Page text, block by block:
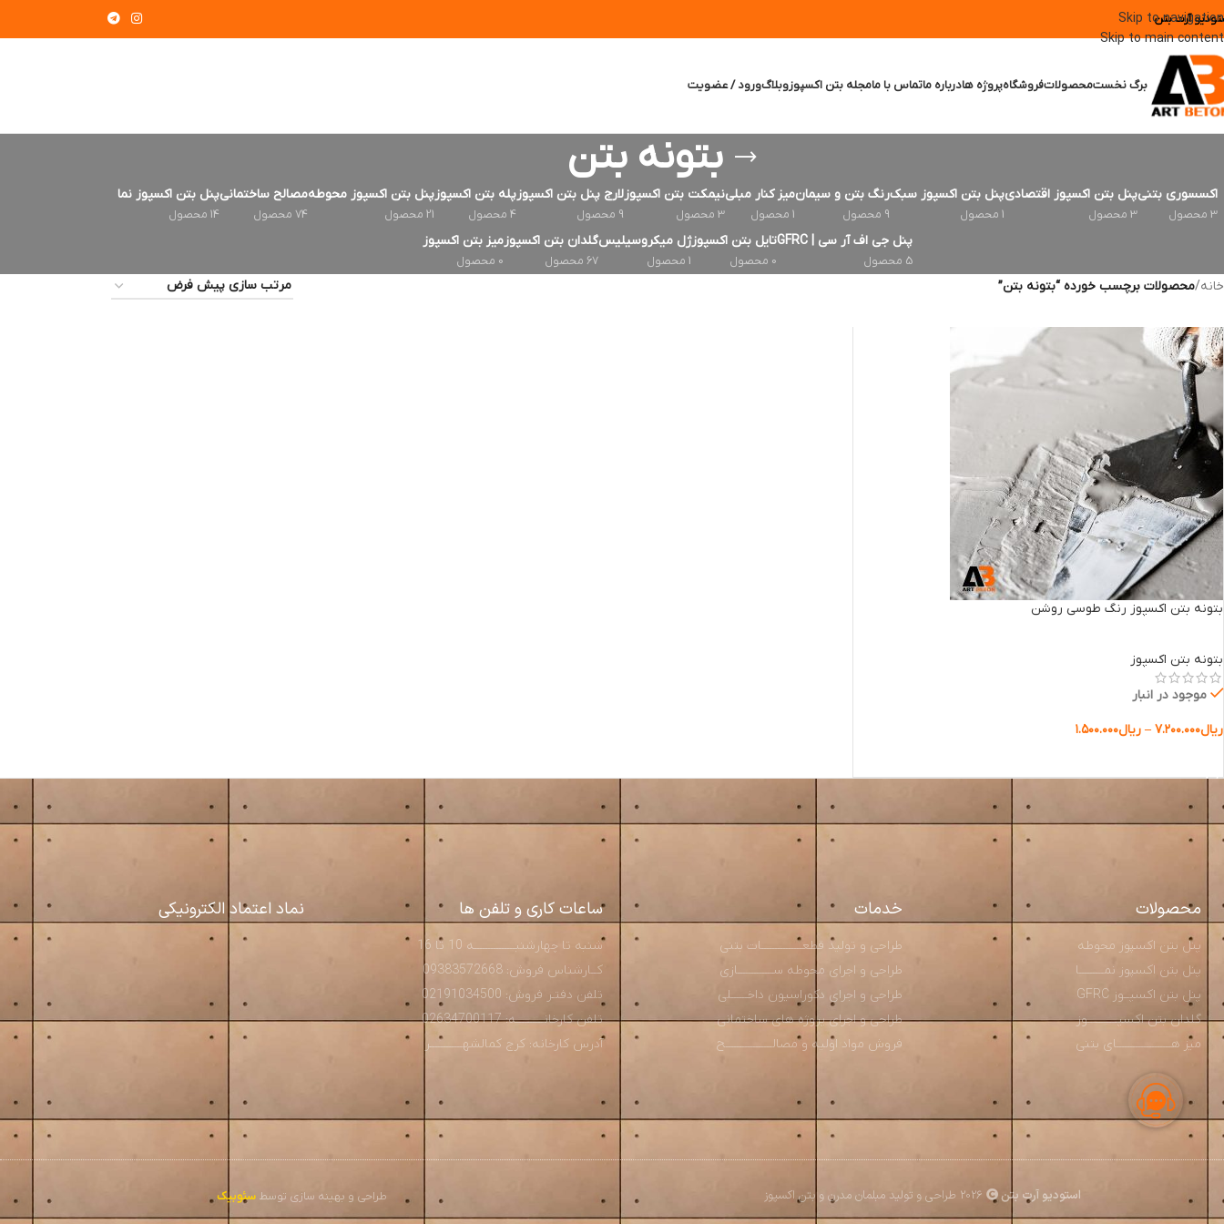
Skip to navigation
Skip to main content
آرت بتن
برگ نخستمحصولاتفروشگاهپروژه هادرباره ماتماس با مامجله بتن اکسپوزوبلاگورود / عضویت
بتونه بتن
اکسسوری بتنی
3 محصول
پنل بتن اکسپوز اقتصادی
3 محصول
پنل بتن اکسپوز سبک
1 محصول
رنگ بتن و سیمان
9 محصول
میز کنار مبلی
1 محصول
نیمکت بتن اکسپوز
3 محصول
لارج پنل بتن اکسپوز
9 محصول
پله بتن اکسپوز
4 محصول
پنل بتن اکسپوز محوطه
21 محصول
مصالح ساختمانی
74 محصول
پنل بتن اکسپوز نما
14 محصول
پنل جی اف آر سی | GFRC
5 محصول
تایل بتن اکسپوز
0 محصول
ژل میکروسیلیس
1 محصول
گلدان بتن اکسپوز
67 محصول
میز بتن اکسپوز
0 محصول
خانه/محصولات برچسب خورده “بتونه بتن”
بتونه بتن اکسپوز رنگ طوسی روشن
بتونه بتن اکسپوز
موجود در انبار
ریال۷.۲۰۰.۰۰۰ – ریال۱.۵۰۰.۰۰۰
محصولات
پنل بتن اکسپوز محوطه
پنل بتن اکسپوز نمـــــــــا
پنل بتن اکسپــوز GFRC
گلدان بتن اکسپـــــــــــوز
میز هــــــــــــــــــــای بتنی
خدمات
طراحی و تولید قطعـــــــــــــــات بتنی
طراحی و اجرای محوطه ســـــــــــــازی
طراحی و اجرای دکوراسیون داخــــــلی
طراحی و اجرای پروژه های ساختمانی
فروش مواد اولیه و مصالـــــــــــــــــح
ساعات کاری و تلفن ها
شنبه تا چهارشنبـــــــــــــــه 10 تا 16
کــارشناس فروش: 09383572668
تلفن دفتـر فروش: 02191034500
تلفن کارخانــــــــــه: 02634700117
آدرس کارخانه: کرج کمالشهــــــــــــر
نماد اعتماد الکترونیکی
استودیو آرت بتن طراحی و بهینه سازی توسطسئوبیک